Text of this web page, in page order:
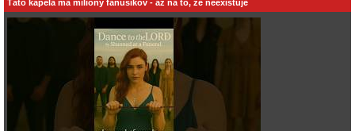
Táto kapela má milióny fanúšikov - až na to, že neexistuje